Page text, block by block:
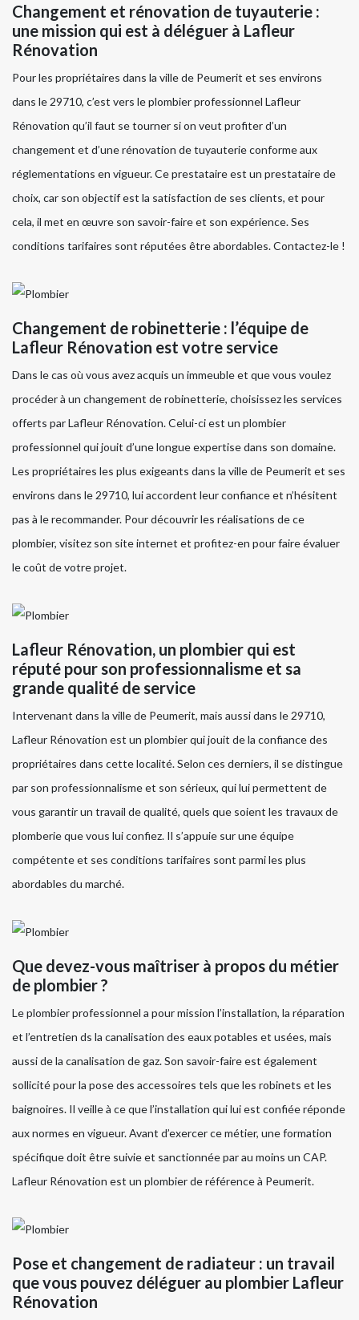
Changement et rénovation de tuyauterie :
une mission qui est à déléguer à Lafleur
Rénovation
Pour les propriétaires dans la ville de Peumerit et ses environs
dans le 29710, c’est vers le plombier professionnel Lafleur
Rénovation qu’il faut se tourner si on veut profiter d’un
changement et d’une rénovation de tuyauterie conforme aux
réglementations en vigueur. Ce prestataire est un prestataire de
choix, car son objectif est la satisfaction de ses clients, et pour
cela, il met en œuvre son savoir-faire et son expérience. Ses
conditions tarifaires sont réputées être abordables. Contactez-le !
Changement de robinetterie : l’équipe de
Lafleur Rénovation est votre service
Dans le cas où vous avez acquis un immeuble et que vous voulez
procéder à un changement de robinetterie, choisissez les services
offerts par Lafleur Rénovation. Celui-ci est un plombier
professionnel qui jouit d’une longue expertise dans son domaine.
Les propriétaires les plus exigeants dans la ville de Peumerit et ses
environs dans le 29710, lui accordent leur confiance et n’hésitent
pas à le recommander. Pour découvrir les réalisations de ce
plombier, visitez son site internet et profitez-en pour faire évaluer
le coût de votre projet.
Lafleur Rénovation, un plombier qui est
réputé pour son professionnalisme et sa
grande qualité de service
Intervenant dans la ville de Peumerit, mais aussi dans le 29710,
Lafleur Rénovation est un plombier qui jouit de la confiance des
propriétaires dans cette localité. Selon ces derniers, il se distingue
par son professionnalisme et son sérieux, qui lui permettent de
vous garantir un travail de qualité, quels que soient les travaux de
plomberie que vous lui confiez. Il s’appuie sur une équipe
compétente et ses conditions tarifaires sont parmi les plus
abordables du marché.
Que devez-vous maîtriser à propos du métier
de plombier ?
Le plombier professionnel a pour mission l’installation, la réparation
et l’entretien ds la canalisation des eaux potables et usées, mais
aussi de la canalisation de gaz. Son savoir-faire est également
sollicité pour la pose des accessoires tels que les robinets et les
baignoires. Il veille à ce que l’installation qui lui est confiée réponde
aux normes en vigueur. Avant d’exercer ce métier, une formation
spécifique doit être suivie et sanctionnée par au moins un CAP.
Lafleur Rénovation est un plombier de référence à Peumerit.
Pose et changement de radiateur : un travail
que vous pouvez déléguer au plombier Lafleur
Rénovation